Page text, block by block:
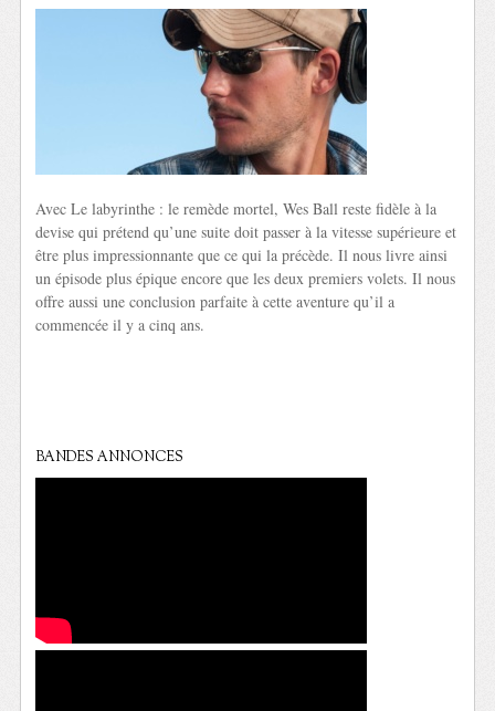
Avec Le labyrinthe : le remède mortel, Wes Ball reste fidèle à la
devise qui prétend qu’une suite doit passer à la vitesse supérieure et
être plus impressionnante que ce qui la précède. Il nous livre ainsi
un épisode plus épique encore que les deux premiers volets. Il nous
offre aussi une conclusion parfaite à cette aventure qu’il a
commencée il y a cinq ans.
BANDES ANNONCES